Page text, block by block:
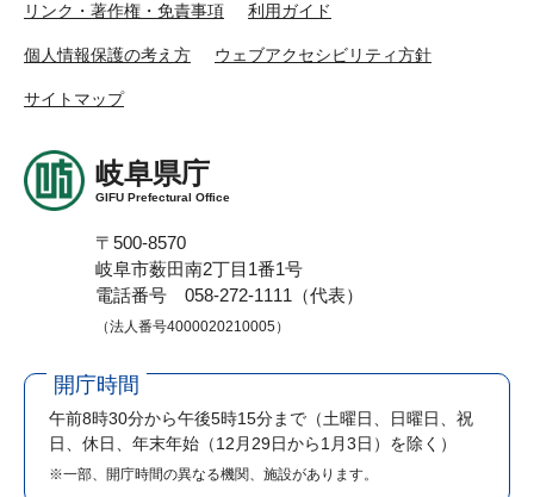
リンク・著作権・免責事項 利用ガイド
個人情報保護の考え方 ウェブアクセシビリティ方針
サイトマップ
岐阜県庁
GIFU Prefectural Office
〒500-8570
岐阜市薮田南2丁目1番1号
電話番号 058-272-1111（代表）
（法人番号4000020210005）
開庁時間
午前8時30分から午後5時15分まで （土曜日、日曜日、祝
日、休日、年末年始（12月29日から1月3日）を除く）
※一部、開庁時間の異なる機関、施設があります。